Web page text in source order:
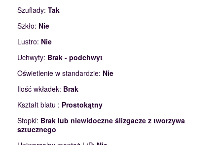
Szuflady: Tak
Szkło: Nie
Lustro: Nie
Uchwyty: Brak - podchwyt
Oświetlenie w standardzie: Nie
Ilość wkładek: Brak
Kształt blatu : Prostokątny
Stopki: Brak lub niewidoczne ślizgacze z tworzywa
sztucznego